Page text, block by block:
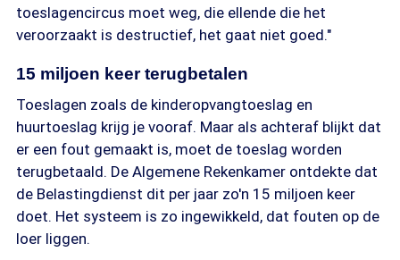
toeslagencircus moet weg, die ellende die het
veroorzaakt is destructief, het gaat niet goed."
15 miljoen keer terugbetalen
Toeslagen zoals de kinderopvangtoeslag en
huurtoeslag krijg je vooraf. Maar als achteraf blijkt dat
er een fout gemaakt is, moet de toeslag worden
terugbetaald. De Algemene Rekenkamer ontdekte dat
de Belastingdienst dit per jaar zo'n 15 miljoen keer
doet. Het systeem is zo ingewikkeld, dat fouten op de
loer liggen.